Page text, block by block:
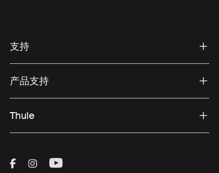
支持
产品支持
Thule
Visit Thule on Facebook (external link)
Visit Thule on Instagram (external link)
Visit Thule on Youtube (external